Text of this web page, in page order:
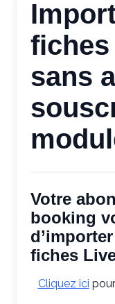
fiches
sans
Votre
booking
fiches
Cliquez ici